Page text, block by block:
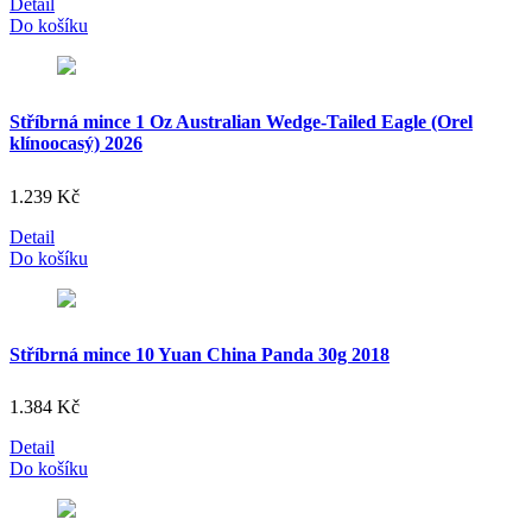
Detail
Do košíku
Stříbrná mince 1 Oz Australian Wedge-Tailed Eagle (Orel
klínoocasý) 2026
1.239 Kč
Detail
Do košíku
Stříbrná mince 10 Yuan China Panda 30g 2018
1.384 Kč
Detail
Do košíku